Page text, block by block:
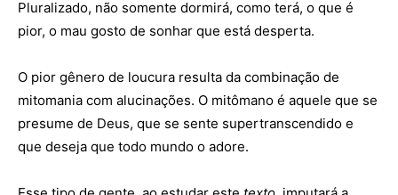
Pluralizado, não somente dormirá, como terá, o que é
pior, o mau gosto de sonhar que está desperta.
O pior gênero de loucura resulta da combinação de
mitomania com alucinações. O mitômano é aquele que se
presume de Deus, que se sente supertranscendido e
que deseja que todo mundo o adore.